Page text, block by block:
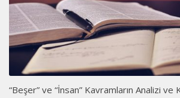
“Beşer” ve “İnsan” Kavramların Analizi ve